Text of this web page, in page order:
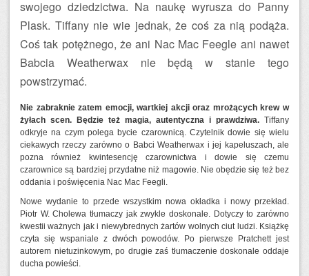
swojego dziedzictwa. Na naukę wyrusza do Panny
Plask. Tiffany nie wie jednak, że coś za nią podąża.
Coś tak potężnego, że ani Nac Mac Feegle ani nawet
Babcia Weatherwax nie będą w stanie tego
powstrzymać.
Nie zabraknie zatem emocji, wartkiej akcji oraz mrożących krew w
żyłach scen. Będzie też magia, autentyczna i prawdziwa. Tiffany
odkryje na czym polega bycie czarownicą. Czytelnik dowie się wielu
ciekawych rzeczy zarówno o Babci Weatherwax i jej kapeluszach, ale
pozna również kwintesencję czarownictwa i dowie się czemu
czarownice są bardziej przydatne niż magowie. Nie obędzie się też bez
oddania i poświęcenia Nac Mac Feegli.
Nowe wydanie to przede wszystkim nowa okładka i nowy przekład.
Piotr W. Cholewa tłumaczy jak zwykle doskonale. Dotyczy to zarówno
kwestii ważnych jak i niewybrednych żartów wolnych ciut ludzi. Książkę
czyta się wspaniale z dwóch powodów. Po pierwsze Pratchett jest
autorem nietuzinkowym, po drugie zaś tłumaczenie doskonale oddaje
ducha powieści.